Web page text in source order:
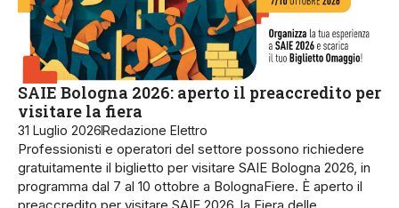
SAIE Bologna 2026: aperto il preaccredito per
visitare la fiera
31 Luglio 2026Redazione Elettro
Professionisti e operatori del settore possono richiedere
gratuitamente il biglietto per visitare SAIE Bologna 2026, in
programma dal 7 al 10 ottobre a BolognaFiere. È aperto il